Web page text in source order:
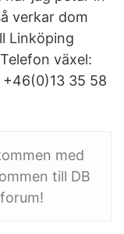
verkar dom
Linköping
växel:
35 58
med
till DB